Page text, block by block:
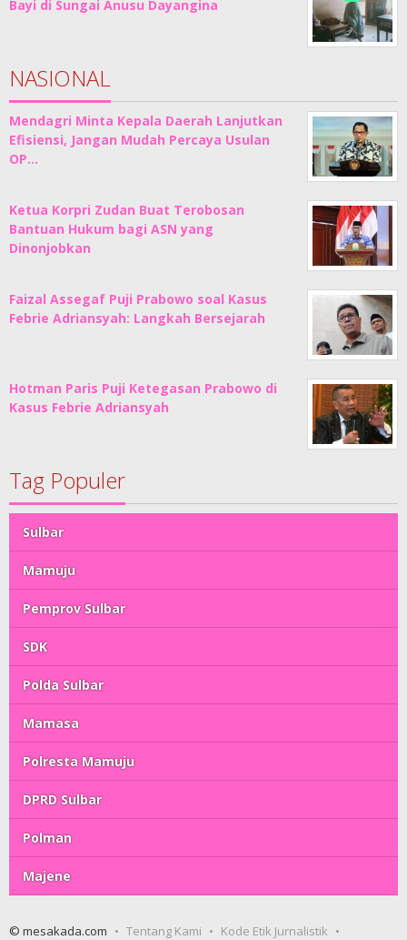
Bayi di Sungai Anusu Dayangina
NASIONAL
Mendagri Minta Kepala Daerah Lanjutkan
Efisiensi, Jangan Mudah Percaya Usulan
OP…
Ketua Korpri Zudan Buat Terobosan
Bantuan Hukum bagi ASN yang
Dinonjobkan
Faizal Assegaf Puji Prabowo soal Kasus
Febrie Adriansyah: Langkah Bersejarah
Hotman Paris Puji Ketegasan Prabowo di
Kasus Febrie Adriansyah
Tag Populer
Sulbar
Mamuju
Pemprov Sulbar
SDK
Polda Sulbar
Mamasa
Polresta Mamuju
DPRD Sulbar
Polman
Majene
© mesakada.com Tentang Kami
Kode Etik Jurnalistik